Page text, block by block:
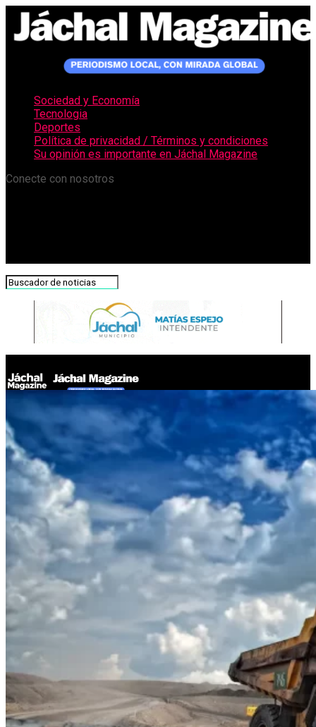
Sociedad y Economía
Tecnologia
Deportes
Política de privacidad / Términos y condiciones
Su opinión es importante en Jáchal Magazine
Conecte con nosotros
Jáchal Magazine
El 31 de marzo vence el plazo para la reinscripción de
productores y comerciantes mineros